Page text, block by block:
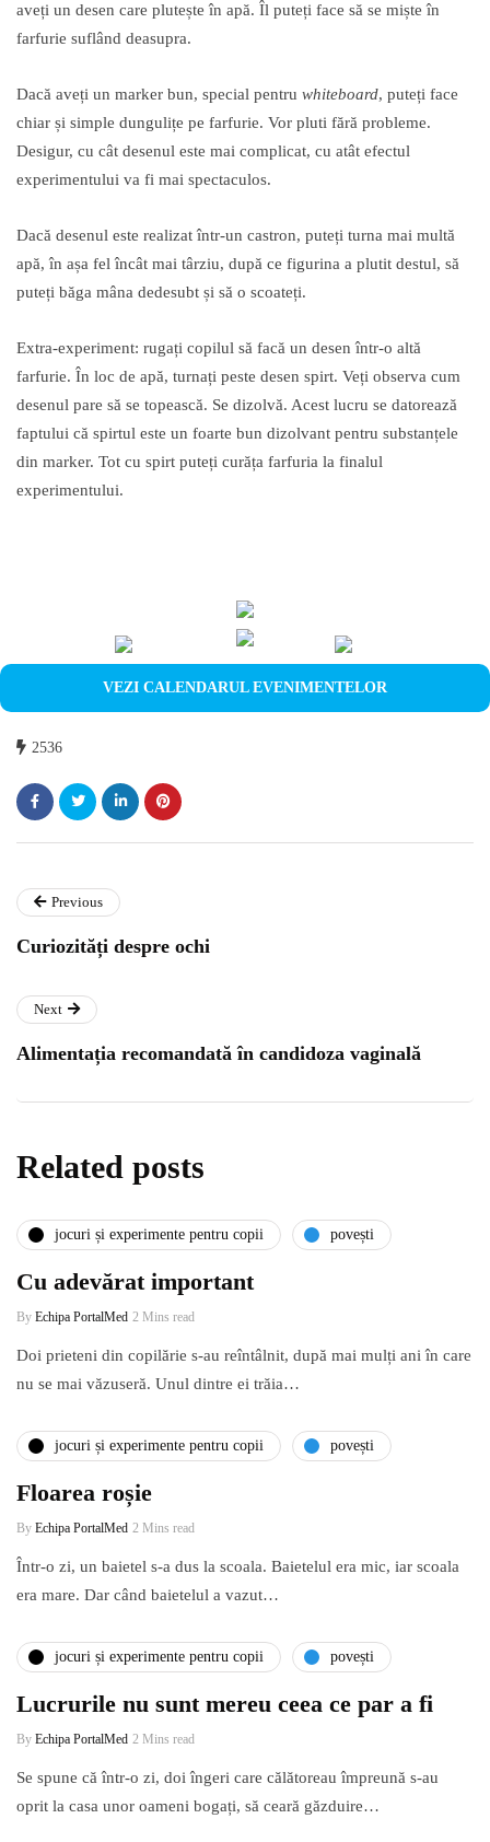
aveți un desen care plutește în apă. Îl puteți face să se miște în
farfurie suflând deasupra.
Dacă aveți un marker bun, special pentru whiteboard, puteți face
chiar și simple dungulițe pe farfurie. Vor pluti fără probleme.
Desigur, cu cât desenul este mai complicat, cu atât efectul
experimentului va fi mai spectaculos.
Dacă desenul este realizat într-un castron, puteți turna mai multă
apă, în așa fel încât mai târziu, după ce figurina a plutit destul, să
puteți băga mâna dedesubt și să o scoateți.
Extra-experiment: rugați copilul să facă un desen într-o altă
farfurie. În loc de apă, turnați peste desen spirt. Veți observa cum
desenul pare să se topească. Se dizolvă. Acest lucru se datorează
faptului că spirtul este un foarte bun dizolvant pentru substanțele
din marker. Tot cu spirt puteți curăța farfuria la finalul
experimentului.
VEZI CALENDARUL EVENIMENTELOR
2536
Previous
Curiozități despre ochi
Next
Alimentația recomandată în candidoza vaginală
Related posts
jocuri și experimente pentru copii povești
Cu adevărat important
By Echipa PortalMed 2 Mins read
Doi prieteni din copilărie s-au reîntâlnit, după mai mulți ani în care
nu se mai văzuseră. Unul dintre ei trăia…
jocuri și experimente pentru copii povești
Floarea roșie
By Echipa PortalMed 2 Mins read
Într-o zi, un baietel s-a dus la scoala. Baietelul era mic, iar scoala
era mare. Dar când baietelul a vazut…
jocuri și experimente pentru copii povești
Lucrurile nu sunt mereu ceea ce par a fi
By Echipa PortalMed 2 Mins read
Se spune că într-o zi, doi îngeri care călătoreau împreună s-au
oprit la casa unor oameni bogați, să ceară găzduire…